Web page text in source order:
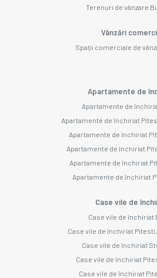
Terenuri de vânzare
Vânzări
Spații comerciale de
Apartamente de
Apartamente de
Apartamente de închiriat
Apartamente de închiriat
Apartamente de închiriat
Apartamente de închiriat
Apartamente de închiriat
Case vile de
Case vile de închiriat
Case vile de închiriat
Case vile de închiriat
Case vile de închiriat
Case vile de închiriat